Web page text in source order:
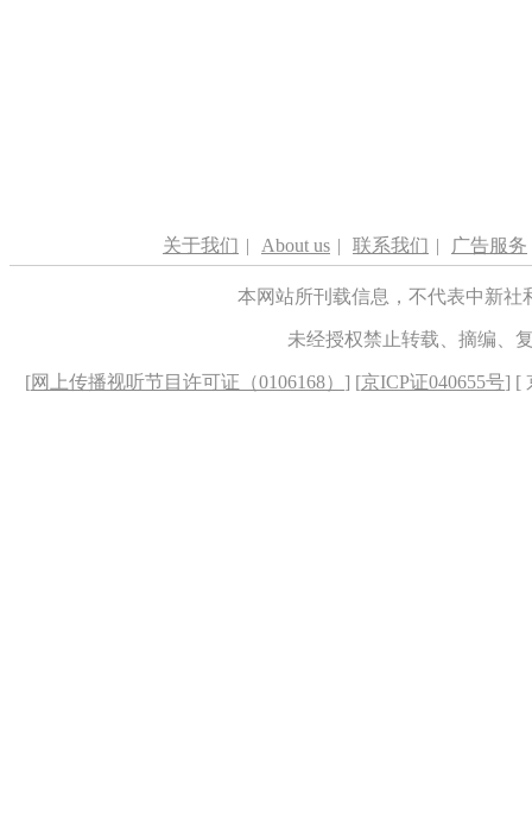
关于我们 | About us | 联系我们 | 广告服务
本网站所刊载信息，不代表中新
未经授权禁止转载、摘编、
[网上传播视听节目许可证（0106168） ] [京ICP证040655号] [